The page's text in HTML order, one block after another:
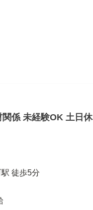
係 未経験OK 土日
徒歩5分